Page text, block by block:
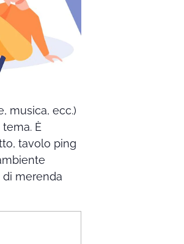
musica, ecc.)
È
tavolo ping
merenda